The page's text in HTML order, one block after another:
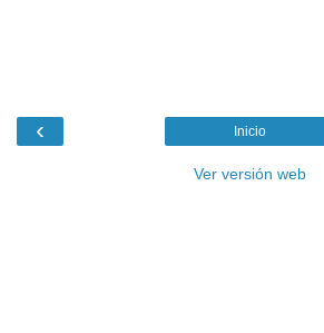
‹ Inicio
Ver versión web